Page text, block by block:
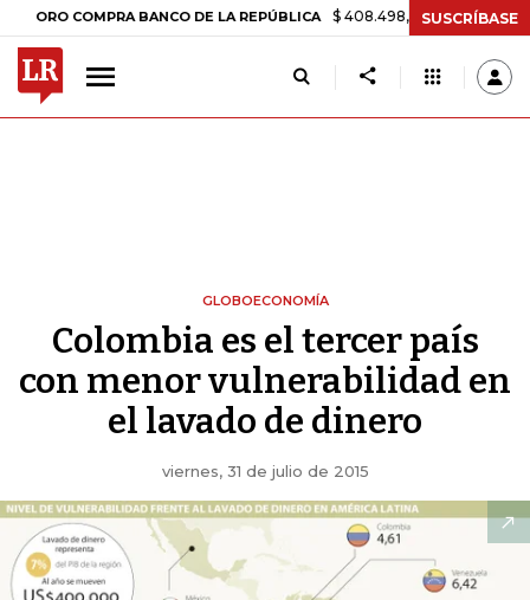
COMPRA BANCO DE LA REPÚBLICA $ 408.498,97 +$ 8.753,81 +2,19%
SUSCRÍBASE
GLOBOECONOMÍA
Colombia es el tercer país
con menor vulnerabilidad en
el lavado de dinero
viernes, 31 de julio de 2015